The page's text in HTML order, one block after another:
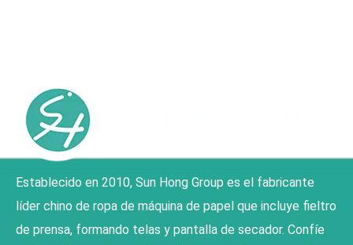
Establecido en 2010, Sun Hong Group es el fabricante
líder chino de ropa de máquina de papel que incluye fieltro
de prensa, formando telas y pantalla de secador. Confíe